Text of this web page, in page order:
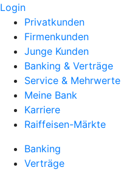
Login
Privatkunden
Firmenkunden
Junge Kunden
Banking & Verträge
Service & Mehrwerte
Meine Bank
Karriere
Raiffeisen-Märkte
Banking
Verträge